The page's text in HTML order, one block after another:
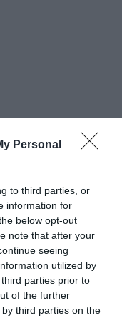
Personal
to third parties, or
information for
below opt-out
note that after your
seeing
utilized by
parties prior to
of the further
third parties on the